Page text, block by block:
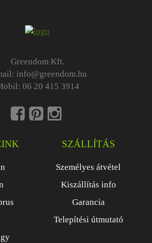
Greendom Kft.
info@greendom.hu
06 20 415 3914
SZÁLLÍTÁS
Személyes átvétel
Kiszállítás info
Garancia
Telepítési útmutató